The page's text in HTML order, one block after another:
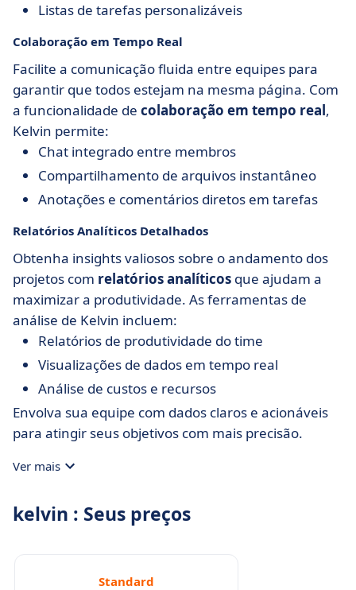
Listas de tarefas personalizáveis
Colaboração em Tempo Real
Facilite a comunicação fluida entre equipes para
garantir que todos estejam na mesma página. Com
a funcionalidade de colaboração em tempo real,
Kelvin permite:
Chat integrado entre membros
Compartilhamento de arquivos instantâneo
Anotações e comentários diretos em tarefas
Relatórios Analíticos Detalhados
Obtenha insights valiosos sobre o andamento dos
projetos com relatórios analíticos que ajudam a
maximizar a produtividade. As ferramentas de
análise de Kelvin incluem:
Relatórios de produtividade do time
Visualizações de dados em tempo real
Análise de custos e recursos
Envolva sua equipe com dados claros e acionáveis
para atingir seus objetivos com mais precisão.
Ver mais
kelvin : Seus preços
Standard